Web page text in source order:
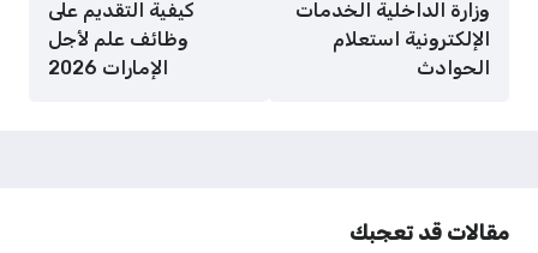
وزارة الداخلية الخدمات
الإلكترونية استعلام
الحوادث
كيفية التقديم على
وظائف علم لأجل
الإمارات 2026
مقالات قد تعجبك